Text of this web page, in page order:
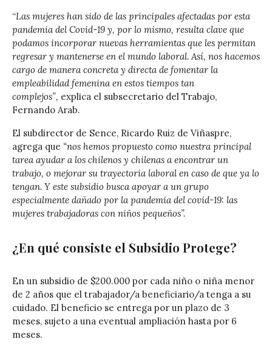
“Las mujeres han sido de las principales afectadas por esta
pandemia del Covid-19 y, por lo mismo, resulta clave que
podamos incorporar nuevas herramientas que les permitan
regresar y mantenerse en el mundo laboral. Así, nos hacemos
cargo de manera concreta y directa de fomentar la
empleabilidad femenina en estos tiempos tan
complejos”, explica el subsecretario del Trabajo,
Fernando Arab.
El subdirector de Sence, Ricardo Ruiz de Viñaspre,
agrega que “nos hemos propuesto como nuestra principal
tarea ayudar a los chilenos y chilenas a encontrar un
trabajo, o mejorar su trayectoria laboral en caso de que ya lo
tengan. Y este subsidio busca apoyar a un grupo
especialmente dañado por la pandemia del covid-19: las
mujeres trabajadoras con niños pequeños”.
¿En qué consiste el Subsidio Protege?
En un subsidio de $200.000 por cada niño o niña menor
de 2 años que el trabajador/a beneficiario/a tenga a su
cuidado. El beneficio se entrega por un plazo de 3
meses, sujeto a una eventual ampliación hasta por 6
meses.